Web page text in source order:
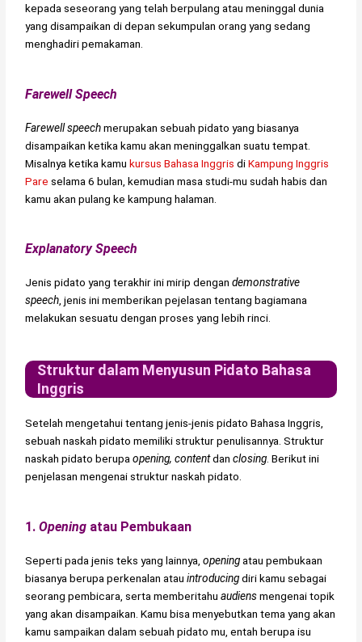
kepada seseorang yang telah berpulang atau meninggal dunia
yang disampaikan di depan sekumpulan orang yang sedang
menghadiri pemakaman.
Farewell Speech
Farewell speechmerupakan sebuah pidato yang biasanya
disampaikan ketika kamu akan meninggalkan suatu tempat.
Misalnya ketika kamukursus Bahasa Inggris diKampung Inggris
Pare selama 6 bulan, kemudian masa studi-mu sudah habis dan
kamu akan pulang ke kampung halaman.
Explanatory Speech
Jenis pidato yang terakhir ini mirip dengandemonstrative
speech, jenis ini memberikan pejelasan tentang bagiamana
melakukan sesuatu dengan proses yang lebih rinci.
Struktur dalam Menyusun Pidato Bahasa
Inggris
Setelah mengetahui tentang jenis-jenis pidato Bahasa Inggris,
sebuah naskah pidato memiliki struktur penulisannya. Struktur
naskah pidato berupaopening, contentdanclosing. Berikut ini
penjelasan mengenai struktur naskah pidato.
1.Opening atau Pembukaan
Seperti pada jenis teks yang lainnya,openingatau pembukaan
biasanya berupa perkenalan atauintroducingdiri kamu sebagai
seorang pembicara, serta memberitahuaudiensmengenai topik
yang akan disampaikan. Kamu bisa menyebutkan tema yang akan
kamu sampaikan dalam sebuah pidato mu, entah berupa isu